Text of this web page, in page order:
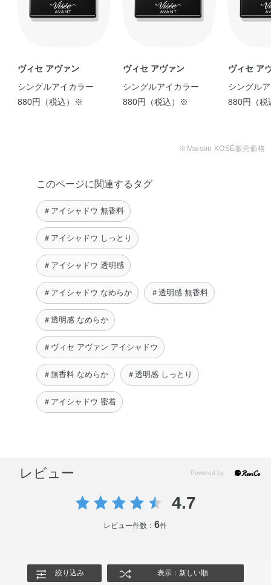
ヴィセ アヴァン
シングルアイカラー
880円（税込）※
ヴィセ アヴァン
シングルアイカラー
880円（税込）※
ヴィセ ア
シングル
880円（
※Maison KOSÉ販売価格
このページに関連するタグ
＃アイシャドウ 無香料
＃アイシャドウ しっとり
＃アイシャドウ 透明感
＃アイシャドウ なめらか ＃透明感 無香料
＃透明感 なめらか
＃ヴィセ アヴァン アイシャドウ
＃無香料 なめらか ＃透明感 しっとり
＃アイシャドウ 密着
レビュー
4.7
レビュー件数：6件
絞り込み 表示：新しい順